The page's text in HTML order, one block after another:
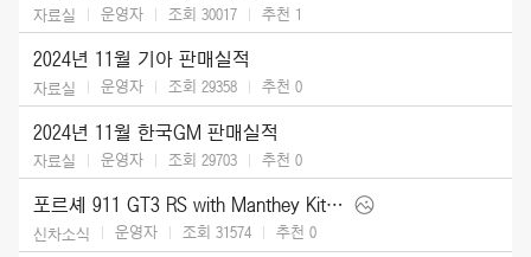
자료실 운영자 조회 30017 추천 1
2024년 11월 기아 판매실적
자료실 운영자 조회 29358 추천 0
2024년 11월 한국GM 판매실적
자료실 운영자 조회 29703 추천 0
포르셰 911 GT3 RS with Manthey Kit (2025)
신차소식 운영자 조회 31574 추천 0